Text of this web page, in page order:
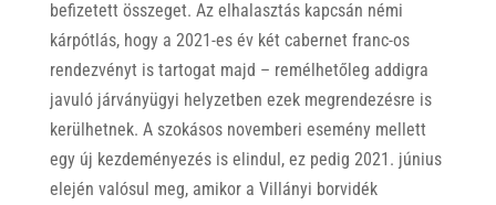
befizetett összeget. Az elhalasztás kapcsán némi
kárpótlás, hogy a 2021-es év két cabernet franc-os
rendezvényt is tartogat majd – remélhetőleg addigra
javuló járványügyi helyzetben ezek megrendezésre is
kerülhetnek. A szokásos novemberi esemény mellett
egy új kezdeményezés is elindul, ez pedig 2021. június
elején valósul meg, amikor a Villányi borvidék